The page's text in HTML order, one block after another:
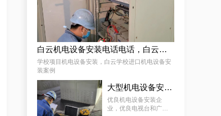
白云机电设备安装电话电话，白云学校进口机电设备安装案例
学校项目机电设备安装，白云学校进口机电设备安
装案例
大型机电设备安装商家企业，优良电视台和广播电台摄像设备及广播设备安装部置方案分享
优良机电设备安装企
业，优良电视台和广播